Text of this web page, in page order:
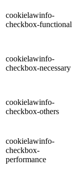
cookielawinfo-
checkbox-functional
cookielawinfo-
checkbox-necessary
cookielawinfo-
checkbox-others
cookielawinfo-
checkbox-
performance